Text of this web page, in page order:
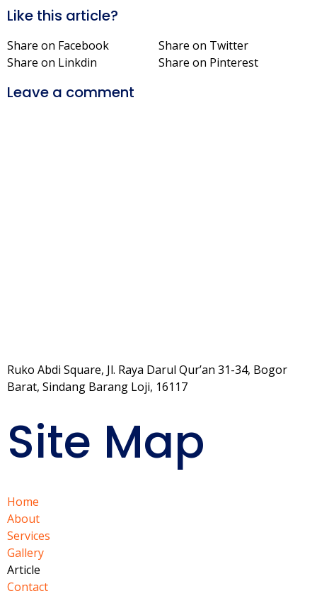
Like this article?
Share on Facebook
Share on Twitter
Share on Linkdin
Share on Pinterest
Leave a comment
Ruko Abdi Square, Jl. Raya Darul Qur’an 31-34, Bogor
Barat, Sindang Barang Loji, 16117
Site Map
Home
About
Services
Gallery
Article
Contact